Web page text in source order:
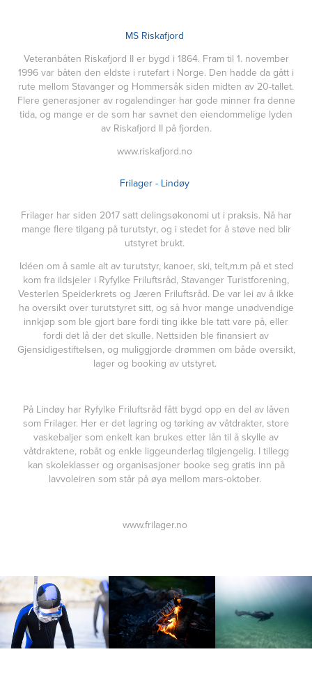
MS Riskafjord
Veteranbåten Riskafjord II er bygd i 1864. Fram til 1. november
1996 var båten den eldste i rutefart i Norge. Den hadde da gått i
rute mellom Stavanger og Hommersåk siden midten av 20-tallet.
Flere generasjoner av rogalendinger har gode minner fra denne
tida, og mange er de som har savnet den eiendommelige lyden
av Riskafjord II på fjorden.
www.riskafjord.no
Frilager - Lindøy
Frilager har siden 2017 satt delingsøkonomi ut i praksis. Nå har
mange flere tilgang på turutstyr, og i stedet for å støve ned blir
utstyret brukt.
Idéen om å samle alt av turutstyr, kanoer, ski, telt,m.m på et sted
kom fra ildsjeler i Ryfylke Friluftsråd, Stavanger Turistforening,
Vesterlen Speiderkrets og Jæren Friluftsråd. De var lei av å ikke
ha oversikt over turutstyret sitt, og så hvor mange unødvendige
innkjøp som ble gjort bare fordi ting ikke ble tatt vare på, eller
fordi det lå der det skulle. Nettsiden ble finansiert av
Gjensidigestiftelsen, og muliggjorde drømmen om både oversikt,
lager og booking av utstyret.
På Lindøy har Ryfylke Friluftsråd fått bygd opp en del av låven
som Frilager. Her er det lagring og tørking av våtdrakter, store
vaskebaljer som enkelt kan brukes etter lån til å skylle av
våtdraktene, robåt og enkle liggeunderlag tilgjengelig. I tillegg
kan skoleklasser og organisasjoner booke seg gratis inn på
lavvoleiren som står på øya mellom mars-oktober.
www.frilager.no